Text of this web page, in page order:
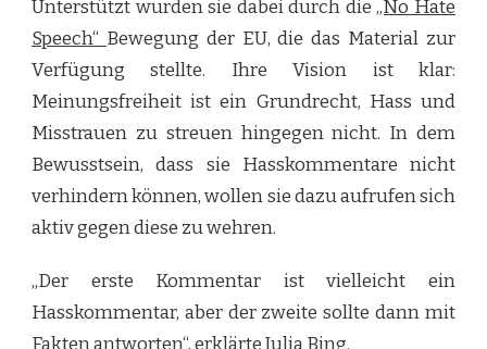
Unterstützt wurden sie dabei durch die„No Hate
Speech“ Bewegung der EU, die das Material zur
Verfügung stellte. Ihre Vision ist klar:
Meinungsfreiheit ist ein Grundrecht, Hass und
Misstrauen zu streuen hingegen nicht. In dem
Bewusstsein, dass sie Hasskommentare nicht
verhindern können, wollen sie dazu aufrufen sich
aktiv gegen diese zu wehren.
„Der erste Kommentar ist vielleicht ein
Hasskommentar, aber der zweite sollte dann mit
Fakten antworten“, erklärte Julia Bing.